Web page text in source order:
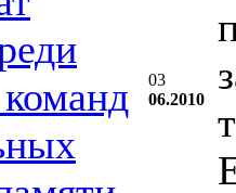
03
06.2010